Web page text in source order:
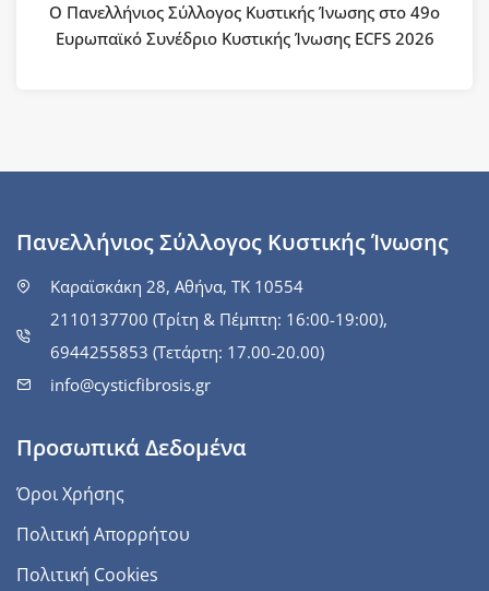
Ο Πανελλήνιος Σύλλογος Κυστικής Ίνωσης στο 49ο
Ευρωπαϊκό Συνέδριο Κυστικής Ίνωσης ECFS 2026
Πανελλήνιος Σύλλογος Κυστικής Ίνωσης
Καραϊσκάκη 28, Αθήνα, ΤΚ 10554
2110137700 (Τρίτη & Πέμπτη: 16:00-19:00),
6944255853 (Τετάρτη: 17.00-20.00)
info@cysticfibrosis.gr
Προσωπικά Δεδομένα
Όροι Χρήσης
Πολιτική Απορρήτου
Πολιτική Cookies